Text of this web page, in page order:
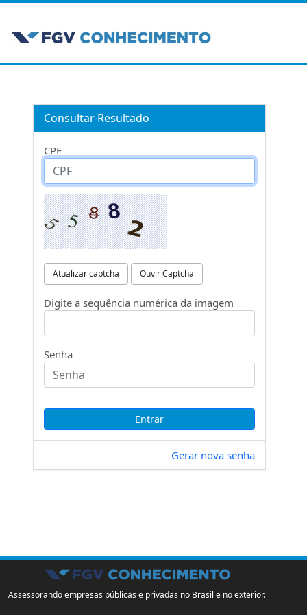
Consultar Resultado
CPF
Atualizar captcha Ouvir Captcha
Digite a sequência numérica da imagem
Senha
Gerar nova senha
Assessorando empresas públicas e privadas no Brasil e no exterior.